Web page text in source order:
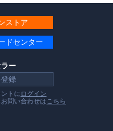
ストア
ドセンター
ー
録
トに ログイン
問い合わせは こちら